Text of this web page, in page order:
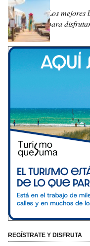
Los mejores
para
REGÍSTRATE Y DISFRUTA